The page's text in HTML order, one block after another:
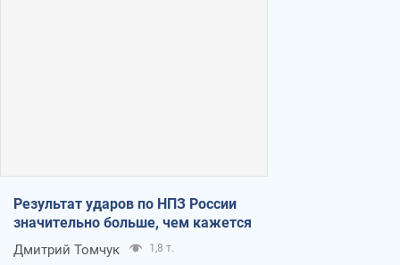
Результат ударов по НПЗ России
значительно больше, чем кажется
Дмитрий Томчук 1,8 т.